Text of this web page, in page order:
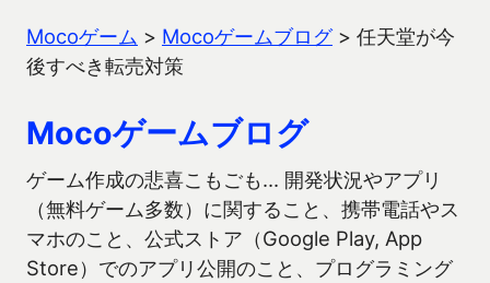
Mocoゲーム > Mocoゲームブログ> 任天堂が今
後すべき転売対策
Mocoゲームブログ
ゲーム作成の悲喜こもごも… 開発状況やアプリ
（無料ゲーム多数）に関すること、携帯電話やス
マホのこと、公式ストア（Google Play, App
Store）でのアプリ公開のこと、プログラミング